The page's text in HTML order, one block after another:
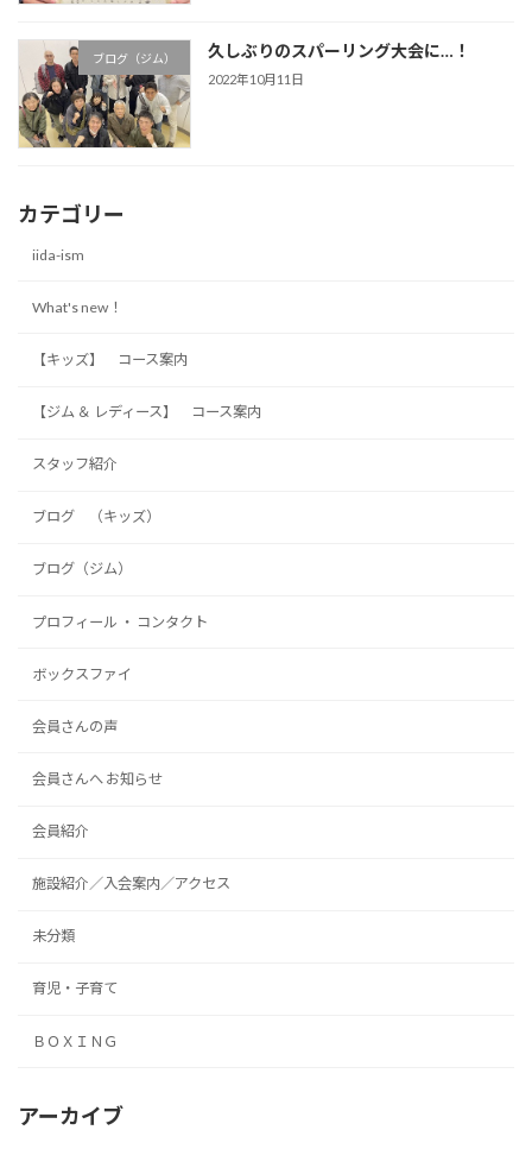
ブログ（ジム） 久しぶりのスパーリング大会に…！
2022年10月11日
カテゴリー
iida-ism
What's new！
【キッズ】 コース案内
【ジム ＆ レディース】 コース案内
スタッフ紹介
ブログ （キッズ）
ブログ（ジム）
プロフィール ・ コンタクト
ボックスファイ
会員さんの声
会員さんへ お知らせ
会員紹介
施設紹介／入会案内／アクセス
未分類
育児・子育て
ＢＯＸＩＮＧ
アーカイブ